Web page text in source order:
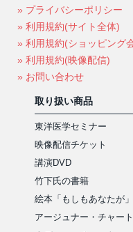
» プライバシーポリシー
» 利用規約(サイト全体)
» 利用規約(ショッピング
» 利用規約(映像配信)
» お問い合わせ
取り扱い商品
東洋医学セミナー
映像配信チケット
講演DVD
竹下氏の書籍
絵本「もしもあなたが」
アージュナー・チャート